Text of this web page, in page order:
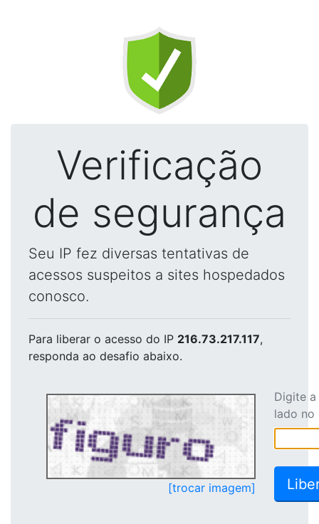
Verificação
de segurança
Seu IP fez diversas tentativas de
acessos suspeitos a sites hospedados
conosco.
Para liberar o acesso do IP 216.73.217.117,
responda ao desafio abaixo.
[trocar imagem]
Digite
lado no